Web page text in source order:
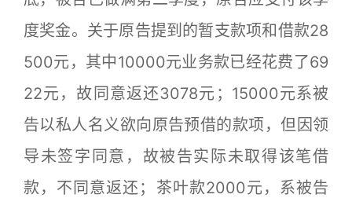
度奖金。关于原告提到的暂支款项和借款28
500元，其中10000元业务款已经花费了69
22元，故同意返还3078元；15000元系被
告以私人名义欲向原告预借的款项，但因领
导未签字同意，故被告实际未取得该笔借
款，不同意返还；茶叶款2000元，系被告